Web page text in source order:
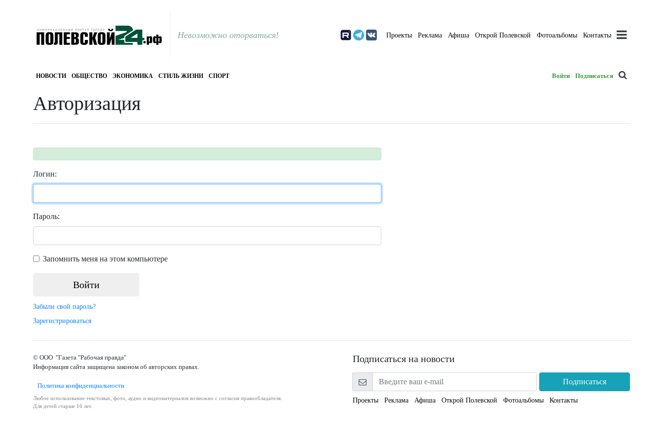
Невозможно оторваться! Проекты Реклама Афиша Открой Полевской Фотоальбомы Контакты
НОВОСТИ ОБЩЕСТВО ЭКОНОМИКА СТИЛЬ ЖИЗНИ СПОРТ Войти Подписаться
Авторизация
Логин:
Пароль:
Запомнить меня на этом компьютере
Забыли свой пароль?
Зарегистрироваться
© ООО "Газета "Рабочая правда"
Информация сайта защищена законом об авторских правах.
Политика конфиденциальности
Любое использование текстовых, фото, аудио и видеоматериалов возможно с согласия правообладателя.
Для детей старше 16 лет.
Подписаться на новости
Подписаться
Проекты Реклама Афиша Открой Полевской Фотоальбомы Контакты